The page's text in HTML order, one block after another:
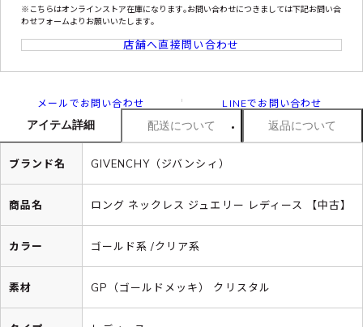
※こちらはオンラインストア在庫になります｡お問い合わせにつきましては下記お問い合
わせフォームよりお願いいたします｡
店舗へ直接問い合わせ
メールでお問い合わせ LINEでお問い合わせ
アイテム詳細 配送について 返品について
ブランド名 GIVENCHY（ジバンシィ）
商品名 ロング ネックレス ジュエリー レディース 【中古】
カラー ゴールド系 /クリア系
素材 GP（ゴールドメッキ） クリスタル